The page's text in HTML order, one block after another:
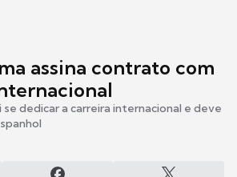
assina contrato com
dedicar a carreira internacional e deve